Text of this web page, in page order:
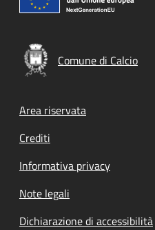
Comune di Calcio
Footer menu
Area riservata
Crediti
Informativa privacy
Note legali
Dichiarazione di accessibilità